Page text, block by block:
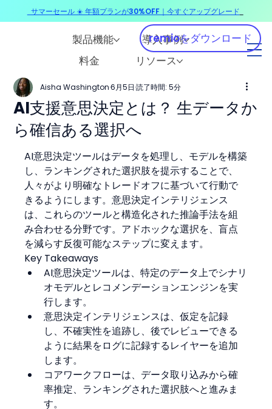
製品機能
導入事例
料金
リソース
remioをダウンロード
AI支援意思決定とは？ 生データか
ら確信ある選択へ
Aisha Washington 6月5日 読了時間: 5分
AI意思決定ツールはデータを処理し、モデルを構築
し、ランキングされた選択肢を提示することで、
人々がより明確なトレードオフに基づいて行動で
きるようにします。意思決定インテリジェンス
は、これらのツールと構造化された推論手法を組
み合わせる分野です。アドホックな選択を、盲点
を減らす反復可能なステップに変えます。
Key Takeaways
AI意思決定ツールは、特定のデータ上でシナリ
オモデルとレコメンデーションエンジンを実
行します。
意思決定インテリジェンスは、仮定を記録
し、不確実性を追跡し、後でレビューできる
ように結果をログに記録するレイヤーを追加
します。
コアワークフローは、データ取り込みから確
率推定、ランキングされた選択肢へと進みま
す。
サマーセール ☀️ 年額プランが30%OFF｜今すぐアップグレード